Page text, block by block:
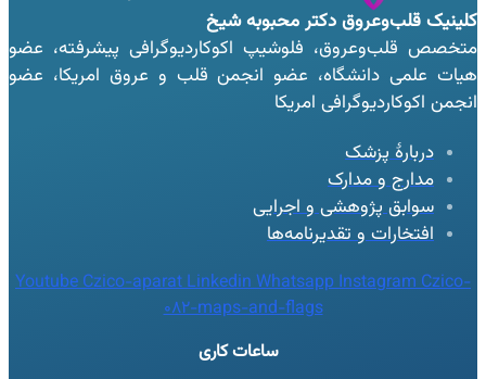
کلینیک قلب‌وعروقدکتر محبوبه شیخ
متخصص قلب‌وعروق، فلوشیپ اکوکاردیوگرافی پیشرفته، عضو
هیات علمی دانشگاه، عضو انجمن قلب و عروق امریکا، عضو
انجمن اکوکاردیوگرافی امریکا
دربارهٔ پزشک
مدارج و مدارک
سوابق پژوهشی و اجرایی
افتخارات و تقدیرنامه‌ها
YoutubeCzico-aparatLinkedinWhatsappInstagramCzico-
082-maps-and-flags
ساعات کاری